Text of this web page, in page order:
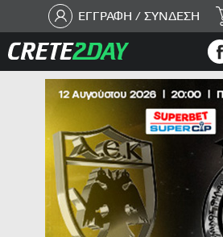
ΕΓΓΡΑΦΗ / ΣΥΝΔΕΣΗ